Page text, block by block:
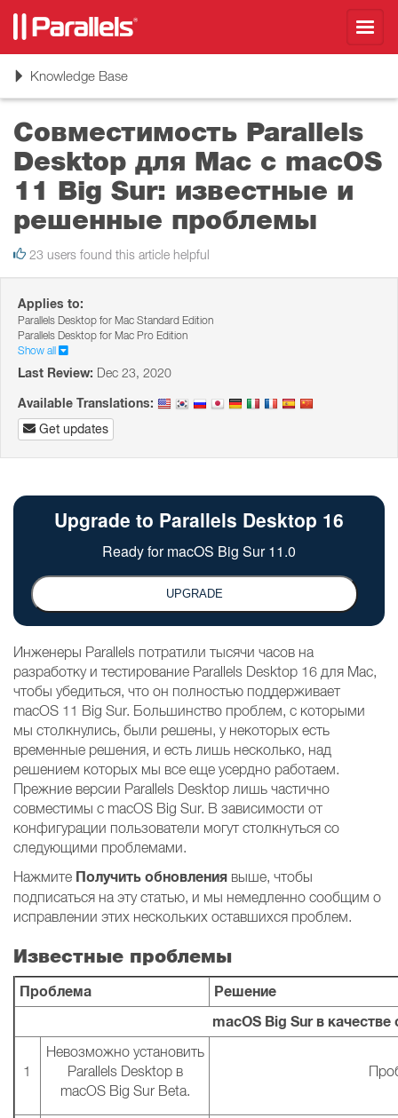
ToggleKnowledge Base
Совместимость Parallels
Desktop для Mac с macOS
11 Big Sur: известные и
решенные проблемы
23 users found this article helpful
Applies to:
Parallels Desktop for Mac Standard Edition
Parallels Desktop for Mac Pro Edition
Show all
Last Review: Dec 23, 2020
Available Translations:
Get updates
Инженеры Parallels потратили тысячи часов на
разработку и тестирование Parallels Desktop 16 для Mac,
чтобы убедиться, что он полностью поддерживает
macOS 11 Big Sur. Большинство проблем, с которыми
мы столкнулись, были решены, у некоторых есть
временные решения, и есть лишь несколько, над
решением которых мы все еще усердно работаем.
Прежние версии Parallels Desktop лишь частично
совместимы с macOS Big Sur. В зависимости от
конфигурации пользователи могут столкнуться со
следующими проблемами.
Нажмите Получить обновления выше, чтобы
подписаться на эту статью, и мы немедленно сообщим о
исправлении этих нескольких оставшихся проблем.
Известные проблемы
Проблема
Решение
macOS Big Sur в
1
Невозможно установить
Parallels Desktop в
macOS Big Sur Beta.